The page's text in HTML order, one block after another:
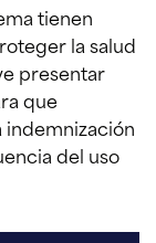
tienen
la salud
presentar
que
indemnización
del uso